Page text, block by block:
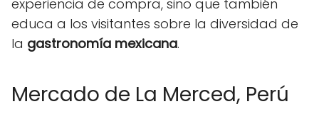
experiencia de compra, sino que también
educa a los visitantes sobre la diversidad de
la gastronomía mexicana.
Mercado de La Merced, Perú